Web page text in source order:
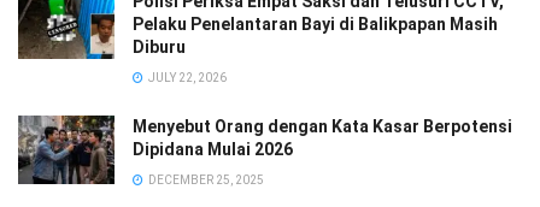
Pelaku Penelantaran Bayi di Balikpapan Masih
Diburu
JULY 22, 2026
Menyebut Orang dengan Kata Kasar Berpotensi
Dipidana Mulai 2026
DECEMBER 25, 2025